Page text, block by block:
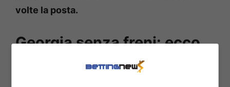
volte la posta.
Georgia senza freni: ecco
chi è decisivo